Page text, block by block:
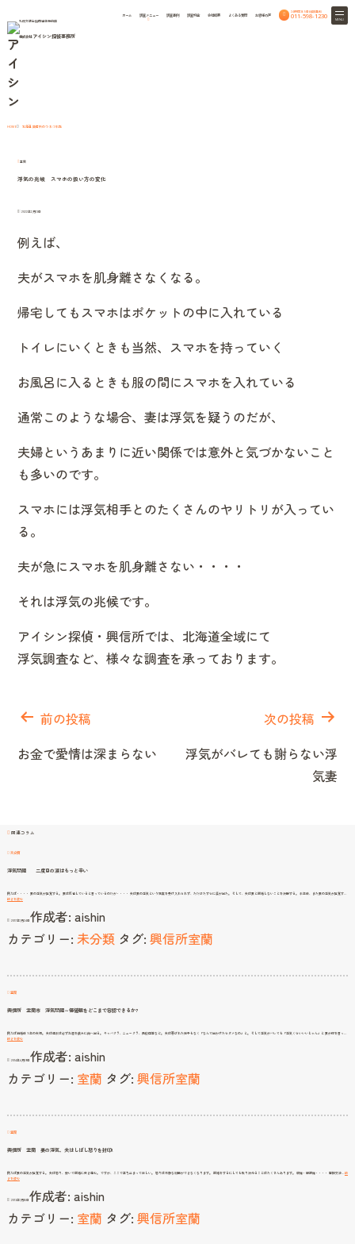
札幌弁護士協同組合特約店
株式会社 アイシン探偵事務所
ホーム 調査メニュー 調査事例 調査料金 会社概要 よくある質問 お客様の声
24時間365日相談無料
011-598-1230 MENU
北海道興信所のつれづれ話
HOME 北海道興信所のつれづれ話
室蘭
浮気の兆候 スマホの扱い方の変化
2022年2月13日
例えば、
夫がスマホを肌身離さなくなる。
帰宅してもスマホはポケットの中に入れている
トイレにいくときも当然、スマホを持っていく
お風呂に入るときも服の間にスマホを入れている
通常このような場合、妻は浮気を疑うのだが、
夫婦というあまりに近い関係では意外と気づかないこと
も多いのです。
スマホには浮気相手とのたくさんのヤリトリが入ってい
る。
夫が急にスマホを肌身離さない・・・・
それは浮気の兆候です。
アイシン探偵・興信所では、北海道全域にて
浮気調査など、様々な調査を承っております。
稿
ビ
ョ
ン
前の投稿
お金で愛情は深まらない
次の投稿
浮気がバレても謝らない浮
気妻
関連コラム
未分類
浮気問題 二度目の涙はもっと辛い
例えば・・・・ 妻の浮気が発覚する。 妻は反省していると言っているのだが・・・・ 夫は妻の浮気という現実を受け入れられず、ただひたすらに涙が出た。 そして、夫は妻と離婚しないことを決断する。 半年後、また妻の浮気が発覚す…
続きを読む浮
題
二
の
涙
い
2017年1月24日作成者: aishin
カテゴリー: 未分類 タグ: 興信所室蘭
室蘭
興信所 室蘭市 浮気問題～価値観をどこまで容認できるか?
例えば結婚後１年の夫婦。 夫は週末は必ずお酒を飲みに街へ出る。 キャバクラ、ニュークラ、風俗店等など。 夫は悪びれた様子もなく「なんで出かけたらダメなの」と。 そして浮気がバレても「浮気くらいいいじゃん」と 妻が何を言っ…
続きを読む興
蘭
気
問
を
か?
2014年4月19日作成者: aishin
カテゴリー: 室蘭 タグ: 興信所室蘭
室蘭
興信所 室蘭 妻の浮気、夫はしばし怒りを封印!
例えば妻の浮気が発覚する。 夫は怒り、勢いで離婚に突き進む。 ですが、ここで立ち止まってほしい。 怒りは冷静な判断ができなくなります。 離婚をするにしても取り決めることはたくさんあります。 親権・観護権・・・・ 面接交渉… 続
きを読む興
蘭
気、
2013年1月16日作成者: aishin
カテゴリー: 室蘭 タグ: 興信所室蘭